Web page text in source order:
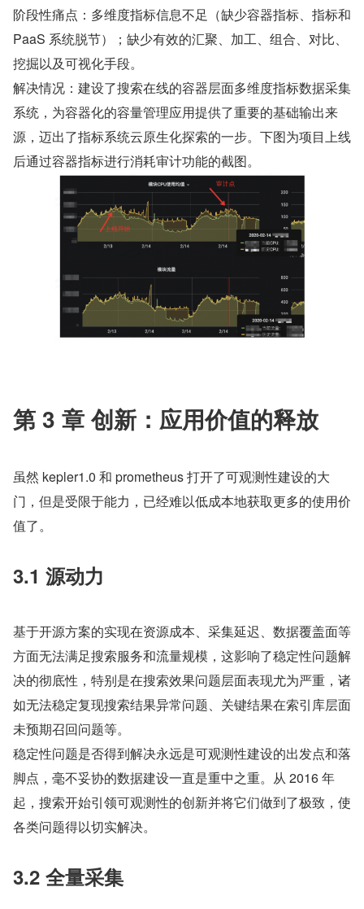
阶段性痛点：多维度指标信息不足（缺少容器指标、指标和
PaaS 系统脱节）；缺少有效的汇聚、加工、组合、对比、
挖掘以及可视化手段。
解决情况：建设了搜索在线的容器层面多维度指标数据采集
系统，为容器化的容量管理应用提供了重要的基础输出来
源，迈出了指标系统云原生化探索的一步。下图为项目上线
后通过容器指标进行消耗审计功能的截图。
第 3 章 创新：应用价值的释放
虽然 kepler1.0 和 prometheus 打开了可观测性建设的大
门，但是受限于能力，已经难以低成本地获取更多的使用价
值了。
3.1 源动力
基于开源方案的实现在资源成本、采集延迟、数据覆盖面等
方面无法满足搜索服务和流量规模，这影响了稳定性问题解
决的彻底性，特别是在搜索效果问题层面表现尤为严重，诸
如无法稳定复现搜索结果异常问题、关键结果在索引库层面
未预期召回问题等。
稳定性问题是否得到解决永远是可观测性建设的出发点和落
脚点，毫不妥协的数据建设一直是重中之重。从 2016 年
起，搜索开始引领可观测性的创新并将它们做到了极致，使
各类问题得以切实解决。
3.2 全量采集